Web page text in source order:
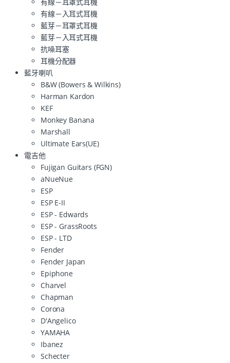
有線－耳罩式耳機
有線－入耳式耳機
藍芽－耳罩式耳機
藍芽－入耳式耳機
抗噪耳塞
耳機分配器
藍牙喇叭
B&W (Bowers & Wilkins)
Harman Kardon
KEF
Monkey Banana
Marshall
Ultimate Ears(UE)
電吉他
Fujigan Guitars (FGN)
aNueNue
ESP
ESP E-II
ESP - Edwards
ESP - GrassRoots
ESP - LTD
Fender
Fender Japan
Epiphone
Charvel
Chapman
Corona
D'Angelico
YAMAHA
Ibanez
Schecter